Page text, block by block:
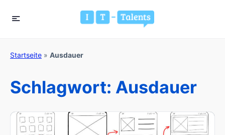
Startseite » Ausdauer
Schlagwort: Ausdauer